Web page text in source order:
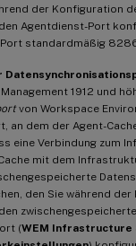
der Konfiguration
Agentdienst-Port
standardmäßig
1912 und
von Workspace
an dem der Agent-
eine Verbindung zum
mit dem
den Sie während
(WEM Infrastructure